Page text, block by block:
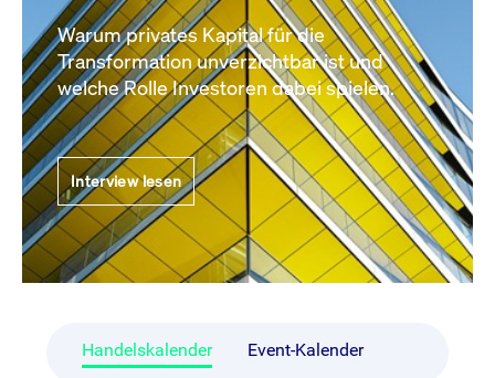
Warum privates Kapital für die
Transformation unverzichtbar ist und
welche Rolle Investoren dabei spielen.
Interview lesen
Handelskalender Event-Kalender